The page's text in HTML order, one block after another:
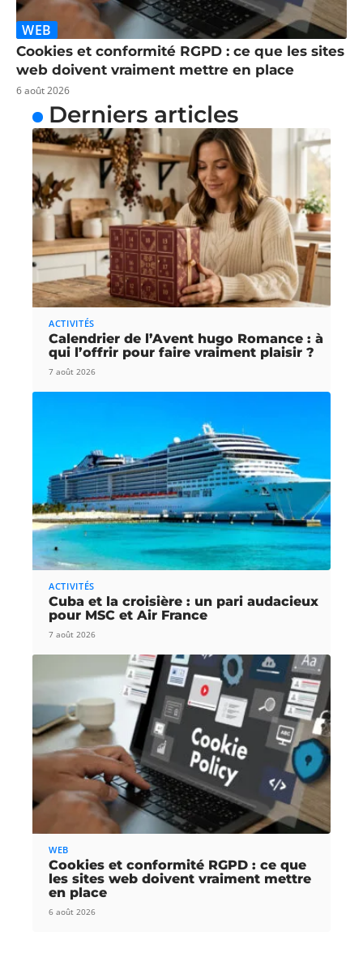
WEB
Cookies et conformité RGPD : ce que les sites
web doivent vraiment mettre en place
6 août 2026
Derniers articles
ACTIVITÉS
Calendrier de l’Avent hugo Romance : à
qui l’offrir pour faire vraiment plaisir ?
7 août 2026
ACTIVITÉS
Cuba et la croisière : un pari audacieux
pour MSC et Air France
7 août 2026
WEB
Cookies et conformité RGPD : ce que
les sites web doivent vraiment mettre
en place
6 août 2026